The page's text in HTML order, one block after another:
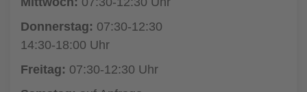
Donnerstag: 07:30-12:30
14:30-18:00 Uhr
Freitag: 07:30-12:30 Uhr